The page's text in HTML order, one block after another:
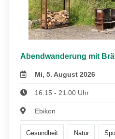
Abendwanderung mit
Mi, 5. August 2026
16:15 - 21:00 Uhr
Ebikon
Gesundheit Natur